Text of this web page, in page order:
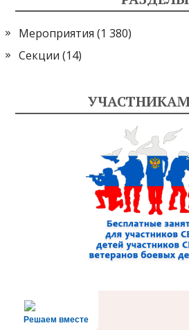
Мероприятия (1 380)
Секции (14)
Решаем вместе